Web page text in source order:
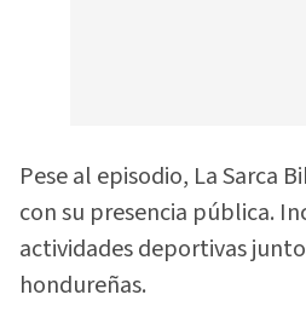
Pese al episodio, La Sarca
con su presencia pública.
actividades deportivas
hondureñas.